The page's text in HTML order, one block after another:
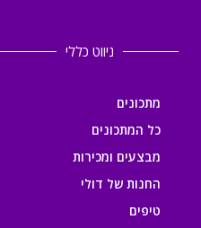
ניווט כללי
מתכונים
כל המתכונים
מבצעים ומכירות
החנות של דולי
טיפים